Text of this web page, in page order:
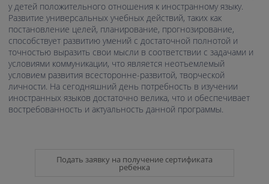
у детей положительного отношения к иностранному языку.
Развитие универсальных учебных действий, таких как
постановление целей, планирование, прогнозирование,
способствует развитию умений с достаточной полнотой и
точностью выразить свои мысли в соответствии с задачами и
условиями коммуникации, что является неотъемлемый
условием развития всесторонне-развитой, творческой
личности. На сегодняшний день потребность в изучении
иностранных языков достаточно велика, что и обеспечивает
востребованность и актуальность данной программы.
Подать заявку на получение сертификата
ребенка